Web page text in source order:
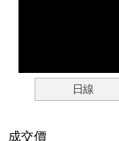
日線
成交價